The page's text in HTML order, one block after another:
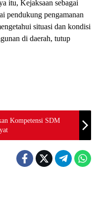
itu, Kejaksaan sebagai
pendukung pengamanan
situasi dan kondisi
di daerah, tutup
Kompetensi SDM